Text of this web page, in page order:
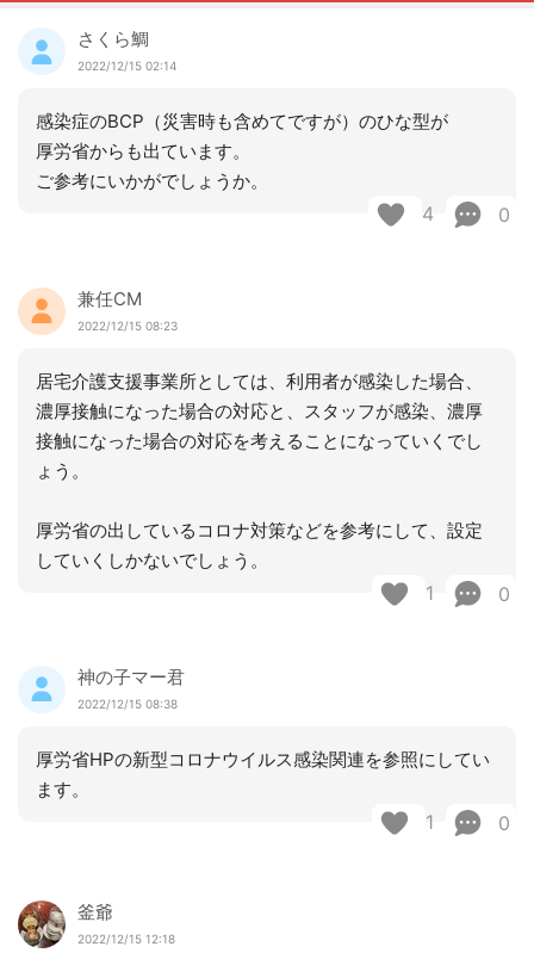
さくら鯛
2022/12/15 02:14
感染症のBCP（災害時も含めてですが）のひな型が
厚労省からも出ています。
ご参考にいかがでしょうか。
4 0
兼任CM
2022/12/15 08:23
居宅介護支援事業所としては、利用者が感染した場合、
濃厚接触になった場合の対応と、スタッフが感染、濃厚
接触になった場合の対応を考えることになっていくでし
ょう。
厚労省の出しているコロナ対策などを参考にして、設定
していくしかないでしょう。
1 0
神の子マー君
2022/12/15 08:38
厚労省HPの新型コロナウイルス感染関連を参照にしてい
ます。
1 0
釜爺
2022/12/15 12:18